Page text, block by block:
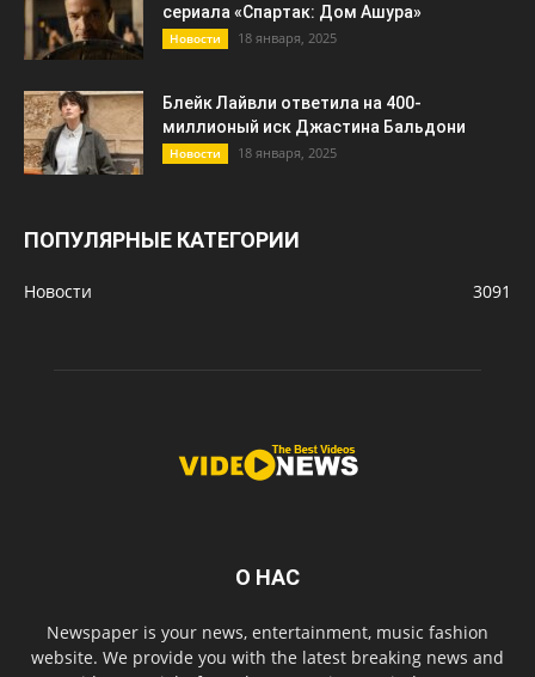
сериала «Спартак: Дом Ашура»
Новости 18 января, 2025
Блейк Лайвли ответила на 400-
миллионый иск Джастина Бальдони
Новости 18 января, 2025
ПОПУЛЯРНЫЕ КАТЕГОРИИ
Новости 3091
О НАС
Newspaper is your news, entertainment, music fashion
website. We provide you with the latest breaking news and